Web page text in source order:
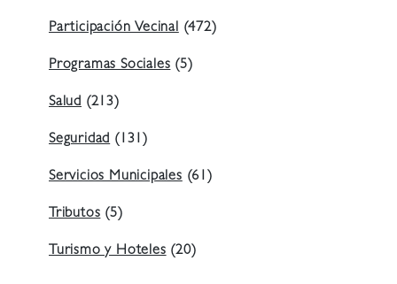
Participación Vecinal(472)
Programas Sociales(5)
Salud (213)
Seguridad(131)
Servicios Municipales(61)
Tributos(5)
Turismo y Hoteles(20)